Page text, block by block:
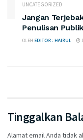
UNCATEGORIZED
Jangan
Penulisan
OLEH EDITOR : HAIRUL
Tinggalkan
Alamat email Anda tidak